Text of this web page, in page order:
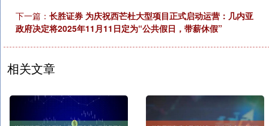
下一篇： 长胜证券 为庆祝西芒杜大型项目正式启动运营：几内亚
政府决定将2025年11月11日定为“公共假日，带薪休假”
相关文章